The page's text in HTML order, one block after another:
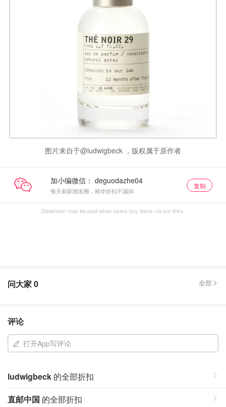
图片来自于@ludwigbeck ，版权属于原作者
加小编微信：
每天刷刷朋友圈，精华折扣不漏掉
复制
Dealmoon may be paid when users buy items via our links.
问大家0 全部
评论
打开App写评论
ludwigbeck 的全部折扣
直邮中国 的全部折扣